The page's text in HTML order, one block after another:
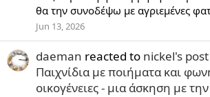
θα την συνοδέψω με αγριεμένες
Jun 13, 2026
daeman reacted to nickel's post
Παιχνίδια με ποιήματα και
οικογένειες - μια άσκηση με